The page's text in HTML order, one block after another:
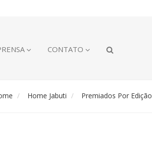
CONTATO
Home Jabuti Premiados Por Edição